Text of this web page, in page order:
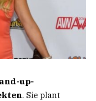
up-
. Sie plant